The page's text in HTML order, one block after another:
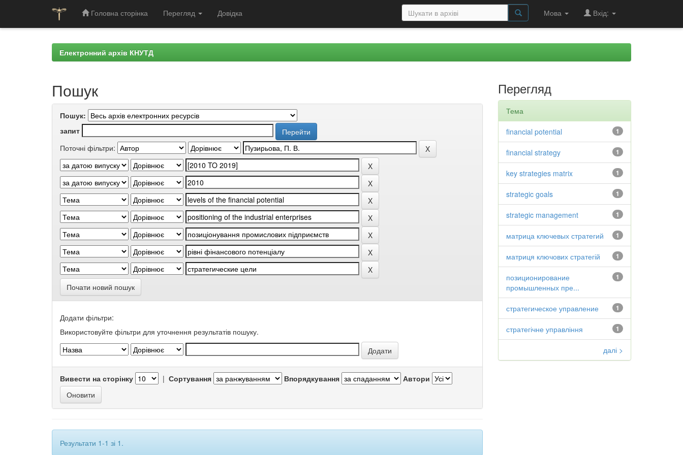
Головна сторінка Перегляд Довідка Мова Вхід:
Електронний архів КНУТД
Пошук
Пошук:
запит
Поточні фільтри:
Почати новий пошук
Додати фільтри:
Використовуйте фільтри для уточнення результатів пошуку.
Вивести на сторінку | Сортування Впорядкування Автори
Результати 1-1 зі 1.
Перегляд
Тема
1
financial potential
1
financial strategy
1
key strategies matrix
1
strategic goals
1
strategic management
1
матрица ключевых стратегий
1
матриця ключових стратегій
1
позиционирование
промышленных пре...
1
стратегическое управление
1
стратегічне управління
далі >